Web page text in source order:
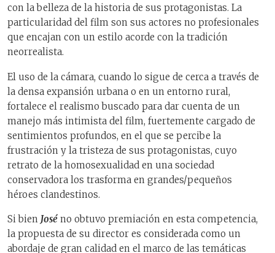
con la belleza de la historia de sus protagonistas. La
particularidad del film son sus actores no profesionales
que encajan con un estilo acorde con la tradición
neorrealista.
El uso de la cámara, cuando lo sigue de cerca a través de
la densa expansión urbana o en un entorno rural,
fortalece el realismo buscado para dar cuenta de un
manejo más intimista del film, fuertemente cargado de
sentimientos profundos, en el que se percibe la
frustración y la tristeza de sus protagonistas, cuyo
retrato de la homosexualidad en una sociedad
conservadora los trasforma en grandes/pequeños
héroes clandestinos.
Si bien José no obtuvo premiación en esta competencia,
la propuesta de su director es considerada como un
abordaje de gran calidad en el marco de las temáticas